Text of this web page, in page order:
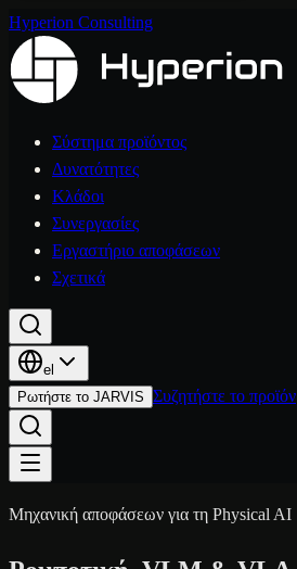
Hyperion Consulting
Σύστημα προϊόντος
Δυνατότητες
Κλάδοι
Συνεργασίες
Εργαστήριο αποφάσεων
Σχετικά
el
Ρωτήστε το JARVIS Συζητήστε το προϊόν
Μηχανική αποφάσεων για τη Physical AI